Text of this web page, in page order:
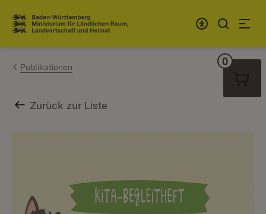
Zum Inhalt springen
Link zur Startseite
Publikationen
Zurück zur Liste
0